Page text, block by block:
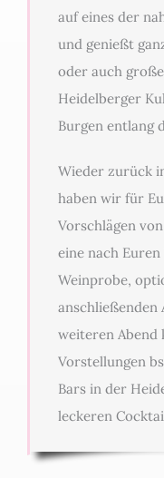
auf eines der
und genießt
oder auch
Heidelberger
Burgen entlang
Wieder zurück
haben wir für
Vorschlägen
eine nach
Weinprobe,
anschließenden
weiteren Abend
Vorstellungen
Bars in der
leckeren